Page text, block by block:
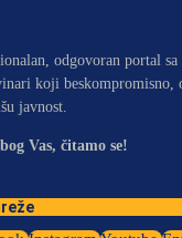
odgovoran portal
koji beskompromisno,
javnost.
Vas, čitamo se!